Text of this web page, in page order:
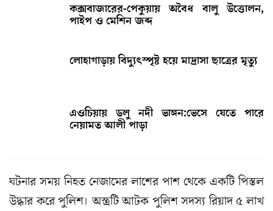
কক্সবাজারের-পেকুয়ায় অবৈধ বালু উত্তোলন,
পাইপ ও মেশিন জব্দ
লোহাগাড়ায় বিদ্যুৎস্পৃষ্ট হয়ে মাদ্রাসা ছাত্রের মৃত্যু
এওচিয়ায় ডলু নদী ভাঙ্গন:ভেসে যেতে পারে
নেয়ামত আলী পাড়া
ঘটনার সময় নিহত নেজামের লাশের পাশ থেকে একটি পিস্তল
উদ্ধার করে পুলিশ। অস্ত্রটি আটক পুলিশ সদস্য রিয়াদ ৫ লাখ